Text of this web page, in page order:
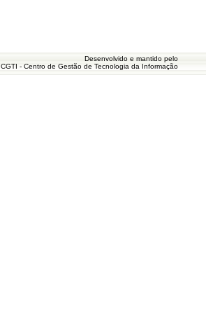
Desenvolvido e mantido pelo
CGTI - Centro de Gestão de Tecnologia da Informação